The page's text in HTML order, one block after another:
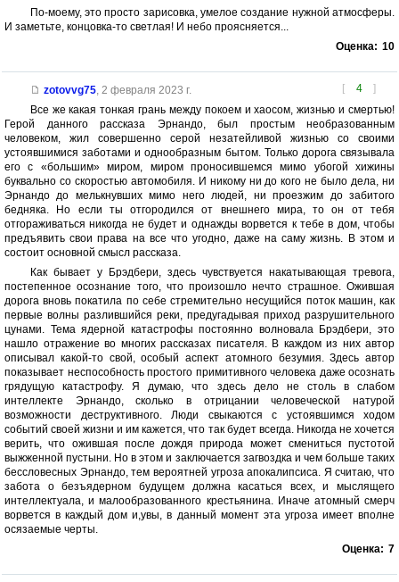
По-моему, это просто зарисовка, умелое создание нужной атмосферы.
И заметьте, концовка-то светлая! И небо проясняется...
Оценка: 10
[ 4 ]
zotovvg75, 2 февраля 2023 г.
Все же какая тонкая грань между покоем и хаосом, жизнью и смертью!
Герой данного рассказа Эрнандо, был простым необразованным
человеком, жил совершенно серой незатейливой жизнью со своими
устоявшимися заботами и однообразным бытом. Только дорога связывала
его с «большим» миром, миром проносившемся мимо убогой хижины
буквально со скоростью автомобиля. И никому ни до кого не было дела, ни
Эрнандо до мелькнувших мимо него людей, ни проезжим до забитого
бедняка. Но если ты отгородился от внешнего мира, то он от тебя
отгораживаться никогда не будет и однажды ворвется к тебе в дом, чтобы
предъявить свои права на все что угодно, даже на саму жизнь. В этом и
состоит основной смысл рассказа.
Как бывает у Брэдбери, здесь чувствуется накатывающая тревога,
постепенное осознание того, что произошло нечто страшное. Ожившая
дорога вновь покатила по себе стремительно несущийся поток машин, как
первые волны разлившийся реки, предугадывая приход разрушительного
цунами. Тема ядерной катастрофы постоянно волновала Брэдбери, это
нашло отражение во многих рассказах писателя. В каждом из них автор
описывал какой-то свой, особый аспект атомного безумия. Здесь автор
показывает неспособность простого примитивного человека даже осознать
грядущую катастрофу. Я думаю, что здесь дело не столь в слабом
интеллекте Эрнандо, сколько в отрицании человеческой натурой
возможности деструктивного. Люди свыкаются с устоявшимся ходом
событий своей жизни и им кажется, что так будет всегда. Никогда не хочется
верить, что ожившая после дождя природа может смениться пустотой
выжженной пустыни. Но в этом и заключается загвоздка и чем больше таких
бессловесных Эрнандо, тем вероятней угроза апокалипсиса. Я считаю, что
забота о безъядерном будущем должна касаться всех, и мыслящего
интеллектуала, и малообразованного крестьянина. Иначе атомный смерч
ворвется в каждый дом и,увы, в данный момент эта угроза имеет вполне
осязаемые черты.
Оценка: 7